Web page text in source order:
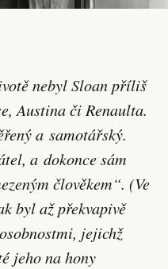
nebyl Sloan příliš
Austina či Renaulta.
a samotářský.
a dokonce sám
člověkem“. (Ve
byl až překvapivě
jejichž
jeho na hony